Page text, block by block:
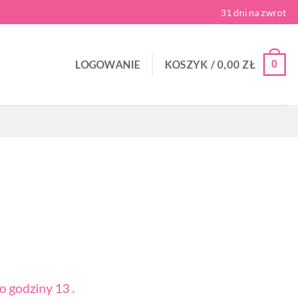
31 dni na zwrot
LOGOWANIE KOSZYK /0,00ZŁ 0
godziny 13 .